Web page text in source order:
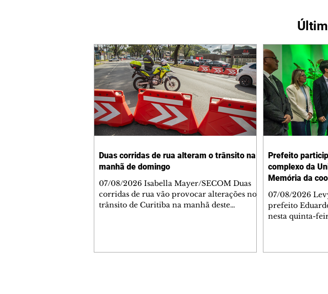
Duas corridas de rua alteram o trânsito na
manhã de domingo
07/08/2026 Isabella Mayer/SECOM Duas
corridas de rua vão provocar alterações no
trânsito de Curitiba na manhã deste
Prefeito
complexo da
Memória da
07/08/2026
prefeito
nesta quinta-